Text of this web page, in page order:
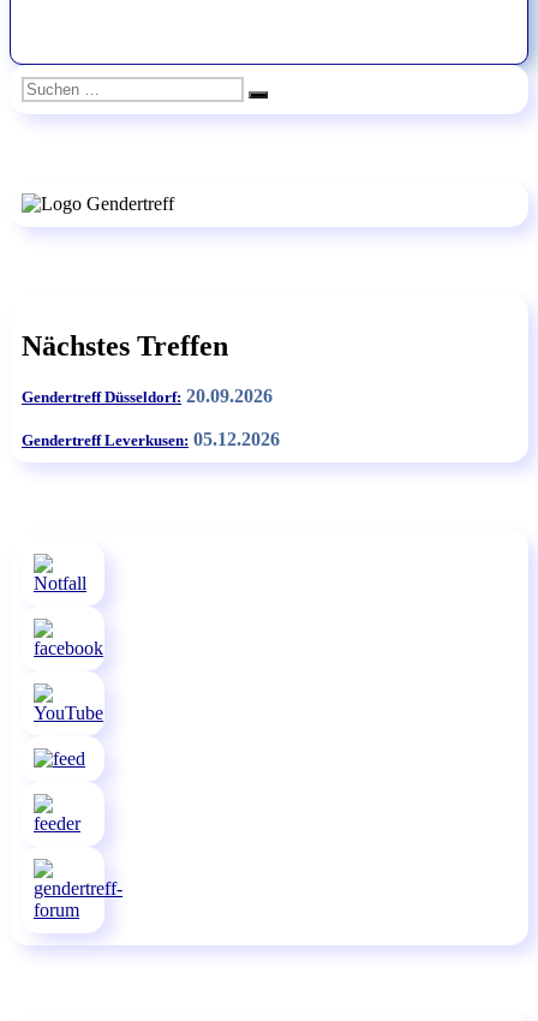
Suchen
nach:
Suchen
Nächstes Treffen
Gendertreff Düsseldorf: 20.09.2026
Gendertreff Leverkusen: 05.12.2026